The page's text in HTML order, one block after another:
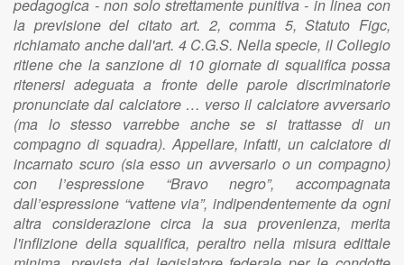
pedagogica - non solo strettamente punitiva - in linea con
la previsione del citato art. 2, comma 5, Statuto Figc,
richiamato anche dall'art. 4 C.G.S. Nella specie, il Collegio
ritiene che la sanzione di 10 giornate di squalifica possa
ritenersi adeguata a fronte delle parole discriminatorie
pronunciate dal calciatore … verso il calciatore avversario
(ma lo stesso varrebbe anche se si trattasse di un
compagno di squadra). Appellare, infatti, un calciatore di
incarnato scuro (sia esso un avversario o un compagno)
con l’espressione “Bravo negro”, accompagnata
dall’espressione “vattene via”, indipendentemente da ogni
altra considerazione circa la sua provenienza, merita
l'inflizione della squalifica, peraltro nella misura edittale